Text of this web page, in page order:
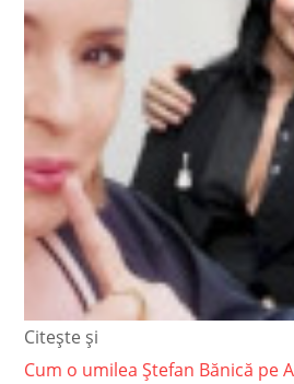
Citește și
Cum o umilea Ștefan Bănică pe